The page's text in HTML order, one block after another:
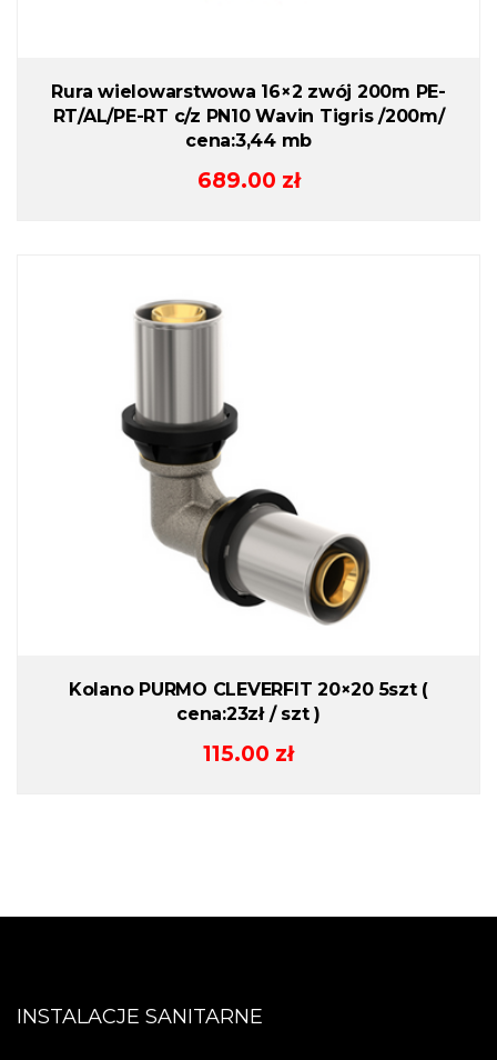
Rura wielowarstwowa 16×2 zwój 200m PE-
RT/AL/PE-RT c/z PN10 Wavin Tigris /200m/
cena:3,44 mb
689.00 zł
Kolano PURMO CLEVERFIT 20×20 5szt (
cena:23zł / szt )
115.00 zł
INSTALACJE SANITARNE